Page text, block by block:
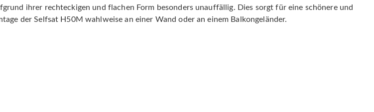
ihrer rechteckigen und flachen Form besonders unauffällig. Dies sorgt für eine schönere und
der Selfsat H50M wahlweise an einer Wand oder an einem Balkongeländer.